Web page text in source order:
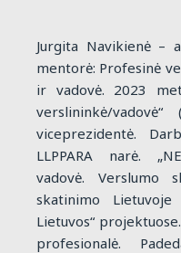
Jurgita Navikienė –
mentorė: Profesinė
ir vadovė. 2023
verslininkė/vadovė“
viceprezidentė.
LLPPARA narė.
vadovė. Verslumo
skatinimo Lietuvoje
Lietuvos“
profesionalė.